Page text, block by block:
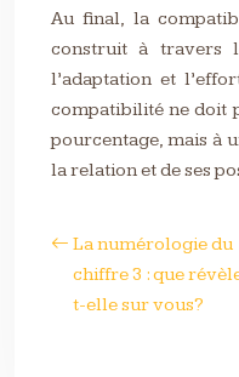
Au final, la
construit à travers
l’adaptation et
compatibilité ne doit
pourcentage, mais à
la relation et de ses
La numérologie du
chiffre 3 : que
t-elle sur vous?